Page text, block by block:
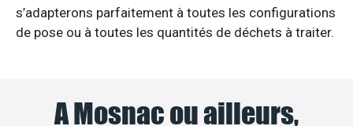
s’adapterons parfaitement à toutes les configurations
de pose ou à toutes les quantités de déchets à traiter.
A Mosnac ou ailleurs,